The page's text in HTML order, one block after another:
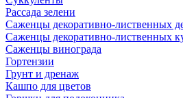
Рассада зелени
Саженцы декоративно-лиственных
Саженцы декоративно-лиственных
Саженцы винограда
Гортензии
Грунт и дренаж
Кашпо для цветов